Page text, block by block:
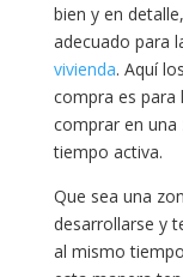
bien y en
adecuado para
vivienda. Aquí
compra es para
comprar en una
tiempo activa.
Que sea una
desarrollarse y
al mismo